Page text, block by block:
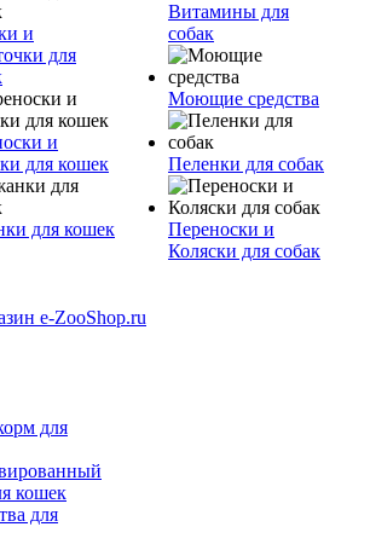
и
для
и
для кошек
для кошек
Витамины для
собак
Моющие средства
Пеленки для собак
Переноски и
Коляски для собак
для
кошек
для